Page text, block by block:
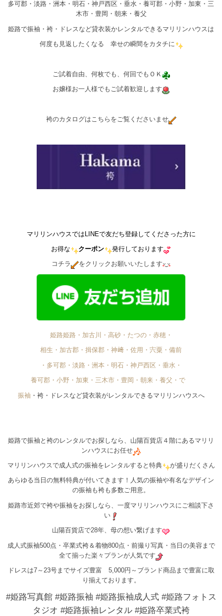
多可郡・淡路・洲本・明石・神戸西区・垂水・養可郡・小野・加東・三
木市・豊岡・朝来・養父
姫路で振袖・袴・ドレスなど貸衣装かレンタルできるマリリンハウスは
何度も見返したくなる 幸せの瞬間をカタチに
ご試着自由、何枚でも、何回でもＯＫ
お嬢様お一人様でもご試着歓迎します
袴のカタログはこちらをご覧くださいませ
マリリンハウスではLINEで友だち登録してくださった方に
お得な クーポン 発行しております
コチラ をクリックお願いいたします
姫路姫路・加古川・高砂・たつの・赤穂・
相生・加古郡・揖保郡・神﨑・佐用・宍粟・備前
・多可郡・淡路・洲本・明石・神戸西区・垂水・
養可郡・小野・加東・三木市・豊岡・朝来・養父・で゙
振袖 ・袴・ドレスなど貸衣装がレンタルできるマリリンハウスへ
姫路で振袖と袴のレンタルでお探しなら、山陽百貨店４階にあるマリリ
ンハウスにお任せ
マリリンハウスで成人式の振袖をレンタルすると特典 が盛りだくさん
あらゆる当日の無料特典が付いてきます！人気の振袖や有名なデザイン
の振袖も袴も多数ご用意。
姫路市近郊で袴や振袖をお探しなら、一度マリリンハウスにご相談下さ
い
山陽百貨店で28年、母の想い繋げます
成人式振袖500点・卒業式袴＆着物800点・前撮り写真・当日の美容まで
全て揃った楽々プランが人気です
ドレスは7～23号までサイズ豊富 5,000円～ブランド商品まで豊富に取
り揃えております。
#姫路写真館 #姫路振袖 #姫路振袖成人式 #姫路フォトス
タジオ #姫路振袖レンタル #姫路卒業式袴